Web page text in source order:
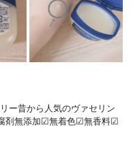
ー昔から人気のヴァセリン
剤無添加☑︎無着色☑︎無香料☑︎